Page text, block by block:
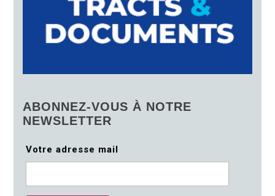
ABONNEZ-VOUS À NOTRE
NEWSLETTER
Votre adresse mail